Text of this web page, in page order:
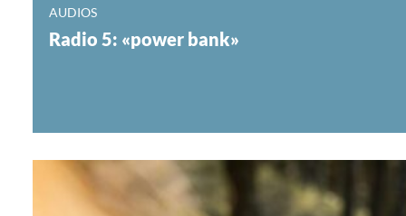
AUDIOS
Radio 5: «power bank»